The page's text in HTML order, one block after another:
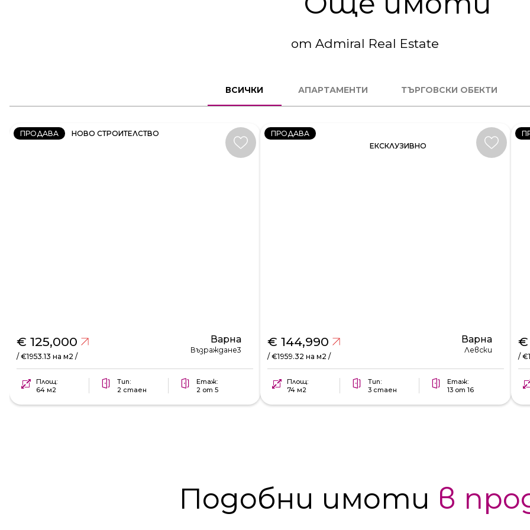
от Admiral Real Estate
ВСИЧКИ АПАРТАМЕНТИ ТЪРГОВСКИ ОБЕКТИ
ПРОДАВА НОВО СТРОИТЕЛСТВО
231606
€ 125,000
/ €1953.13 на м2 /
Варна
Възраждане3
Площ:
64 м2
Тип:
2 стаен
Етаж:
2 от 5
ПРОДАВА
ЕКСКЛУЗИВНО
231581
€ 144,990
/ €1959.32 на м2 /
Варна
Левски
Площ:
74 м2
Тип:
3 стаен
Етаж:
13 от 16
€
/
Подобни имоти в